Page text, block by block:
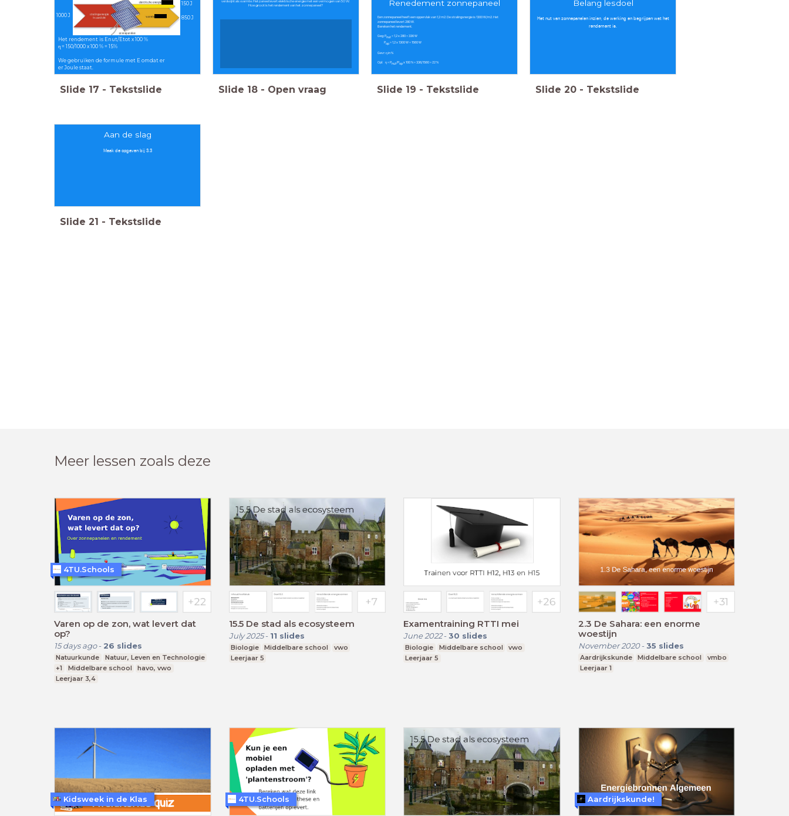
1000 J
150 J
850 J
Het rendement is Enut/Etot x 100 %
ɳ = 150/1000 x 100 % = 15%
We gebruiken de formule met E omdat er
er Joule staat.
Slide 17 - Tekstslide
verdwijnt als warmte. Het paneel levert elektrische energie met een vermogen van 50 W.
Hoe groot is het rendement van het zonnepaneel?
Slide 18 - Open vraag
Renedement zonnepaneel
Een zonnepaneel heeft een oppervlak van 1,2 m2. De stralingsnergie is 1300 W/m2. Het
zonnepaneel levert 280 W.
Bereken het rendement.
Geg: Pnut= 1,2 x 280 = 336 W
Pop = 1,2 x 1300 W = 1560 W
Gevr: η in %
Opl: η = Pnut/Pop x 100 % = 336/1560 = 22 %
Slide 19 - Tekstslide
Belang lesdoel
Het nut van zonnepanelen inzien, de werking en begrijpen wat het
rendement is.
Slide 20 - Tekstslide
Aan de slag
Maak de opgaven bij 3.3
Slide 21 - Tekstslide
Meer lessen zoals deze
Varen op de zon, wat levert dat
op?
15 days ago- 26 slides
Natuurkunde
Natuur, Leven en Technologie
+1
Middelbare school
havo, vwo
Leerjaar 3,4
4TU.Schools
15.5 De stad als ecosysteem
July 2025- 11 slides
Biologie Middelbare school
vwo
Leerjaar 5
Examentraining RTTI mei
June 2022- 30 slides
Biologie Middelbare school
vwo
Leerjaar 5
2.3 De Sahara: een enorme
woestijn
November 2020- 35 slides
Aardrijkskunde Middelbare school
vmbo
Leerjaar 1
Kidsweek in de Klas 4TU.Schools Aardrijkskunde!